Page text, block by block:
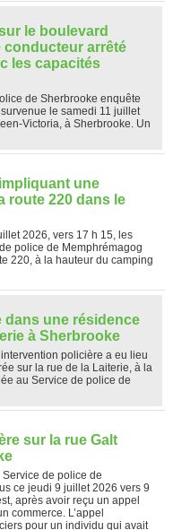
le boulevard
conducteur arrêté
les capacités
de Sherbrooke enquête
le samedi 11 juillet
Victoria, à Sherbrooke. Un
une
route 220 dans le
2026, vers 17 h 15, les
police de Memphrémagog
220, à la hauteur du camping
dans une résidence
à Sherbrooke
policière a eu lieu
sur la rue de la Laiterie, à la
au Service de police de
sur la rue Galt
de police de
ce jeudi 9 juillet 2026 vers 9
après avoir reçu un appel
commerce. L’appel
pour un individu qui avait